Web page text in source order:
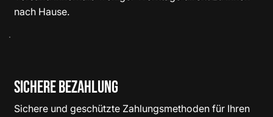
nach Hause.
Sichere Bezahlung
Sichere und geschützte Zahlungsmethoden für Ihren